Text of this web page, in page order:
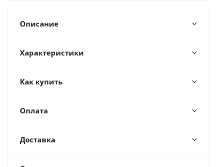
Описание
Характеристики
Как купить
Оплата
Доставка